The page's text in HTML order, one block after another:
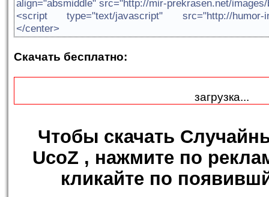
align="absmiddle" src="http://mir-prekrasen.net/
<script type="text/javascript" src="http://humor-
</center>
Скачать бесплатно:
загрузка...
Чтобы скачать
UcoZ , нажмите по
кликайте по